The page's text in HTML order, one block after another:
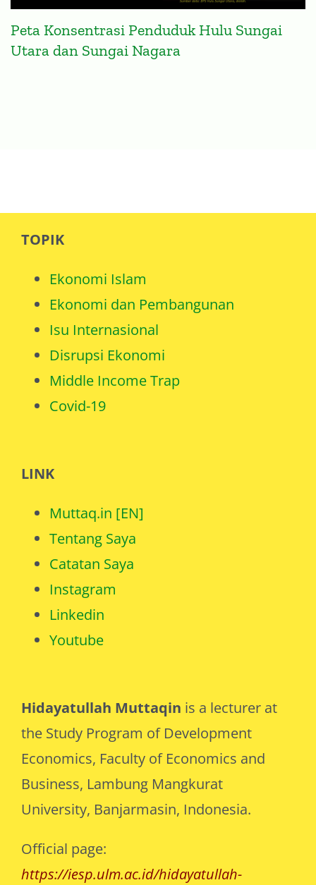
Peta Konsentrasi Penduduk Hulu Sungai
Utara dan Sungai Nagara
Hidayatullah Muttaqin is a lecturer at
the Study Program of Development
Economics, Faculty of Economics and
Business, Lambung Mangkurat
University, Banjarmasin, Indonesia.
Official page:
https://iesp.ulm.ac.id/hidayatullah-
TOPIK
Ekonomi Islam
Ekonomi dan Pembangunan
Isu Internasional
Disrupsi Ekonomi
Middle Income Trap
Covid-19
LINK
Muttaq.in [EN]
Tentang Saya
Catatan Saya
Instagram
Linkedin
Youtube